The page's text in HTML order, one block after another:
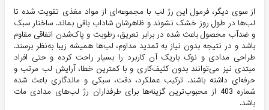
از سوی دیگر، فرمول این رژ لب با مجموعه‌ای از مواد مغذی تقویت شده تا
لب‌ها در طول روز خشک نشوند و ظاهرشان شاداب باقی بماند. ساختار سبک
و ضدآب محصول باعث شده در برابر تعریق، رطوبت و پاک‌شدن اتفاقی مقاوم
باشد و در نتیجه بدون نیاز به تمدید مداوم، لب‌ها همیشه زیبا به‌نظر برسند.
طراحی مدادی و نوک باریک آن کاربرد را بسیار راحت کرده و حتی افراد
مبتدی نیز می‌توانند بدون کثیف‌کاری و با کمترین خطا، آرایش لب مرتب و
حرفه‌ای داشته باشند. ترکیب عملکرد، دقت، سبکی و ماندگاری باعث شده
شماره 403 از محبوب‌ترین گزینه‌ها برای طرفداران رژ لب‌های مدادی مات
باشد.